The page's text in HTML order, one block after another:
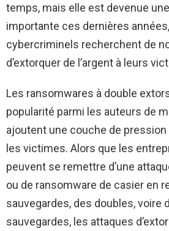
temps, mais elle est devenue
importante ces dernières
cybercriminels recherchent de
d’extorquer de l’argent à leurs
Les ransomwares à double
popularité parmi les auteurs de
ajoutent une couche de
les victimes. Alors que les
peuvent se remettre d’une
ou de ransomware de casier en
sauvegardes, des doubles, voire
sauvegardes, les attaques